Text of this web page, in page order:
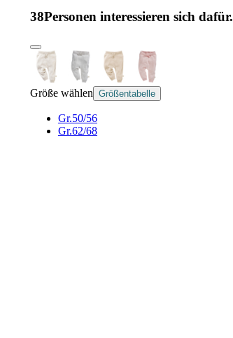
38Personen interessieren sich dafür.
Größe wählen Größentabelle
Gr.50/56
Gr.62/68